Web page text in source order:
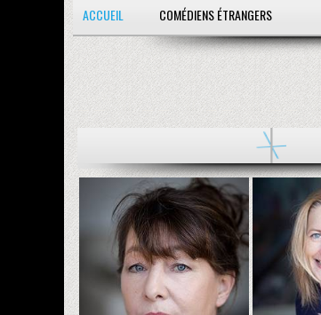
ACCUEIL COMÉDIENS ÉTRANGERS